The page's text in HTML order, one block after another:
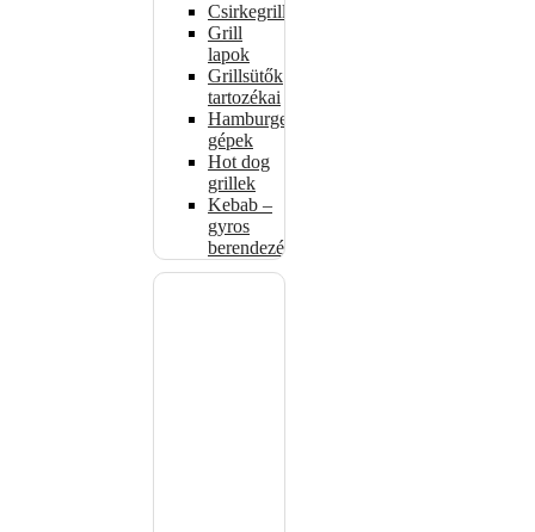
Csirkegrillek
Grill
lapok
Grillsütők
tartozékai
Hamburgerformázó
gépek
Hot dog
grillek
Kebab –
gyros
berendezés